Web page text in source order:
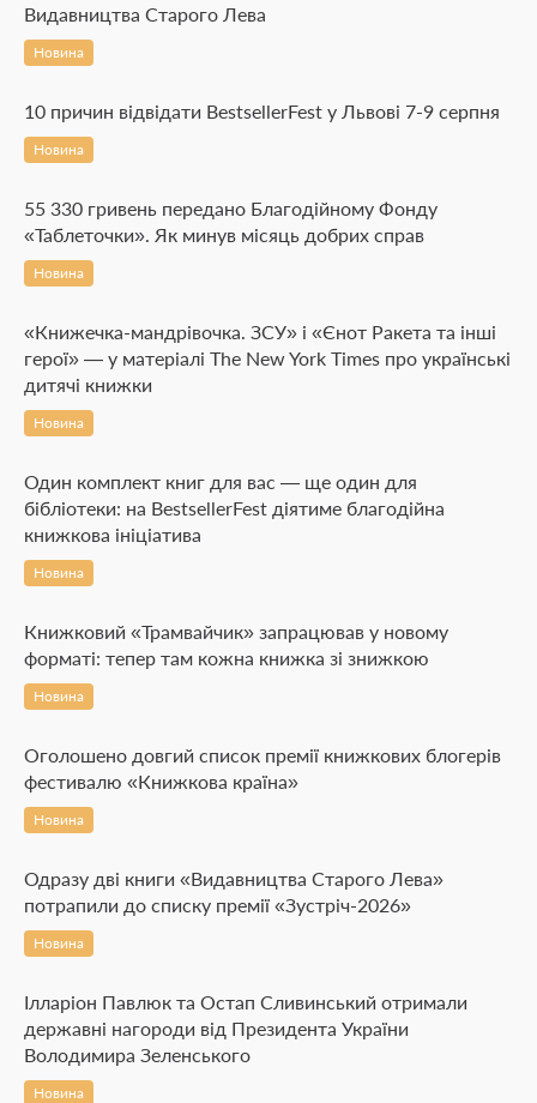
Видавництва Старого Лева
Новина
10 причин відвідати BestsellerFest у Львові 7-9 серпня
Новина
55 330 гривень передано Благодійному Фонду
«Таблеточки». Як минув місяць добрих справ
Новина
«Книжечка-мандрівочка. ЗСУ» і «Єнот Ракета та інші
герої» — у матеріалі The New York Times про українські
дитячі книжки
Новина
Один комплект книг для вас — ще один для
бібліотеки: на BestsellerFest діятиме благодійна
книжкова ініціатива
Новина
Книжковий «Трамвайчик» запрацював у новому
форматі: тепер там кожна книжка зі знижкою
Новина
Оголошено довгий список премії книжкових блогерів
фестивалю «Книжкова країна»
Новина
Одразу дві книги «Видавництва Старого Лева»
потрапили до списку премії «Зустріч-2026»
Новина
Ілларіон Павлюк та Остап Сливинський отримали
державні нагороди від Президента України
Володимира Зеленського
Новина